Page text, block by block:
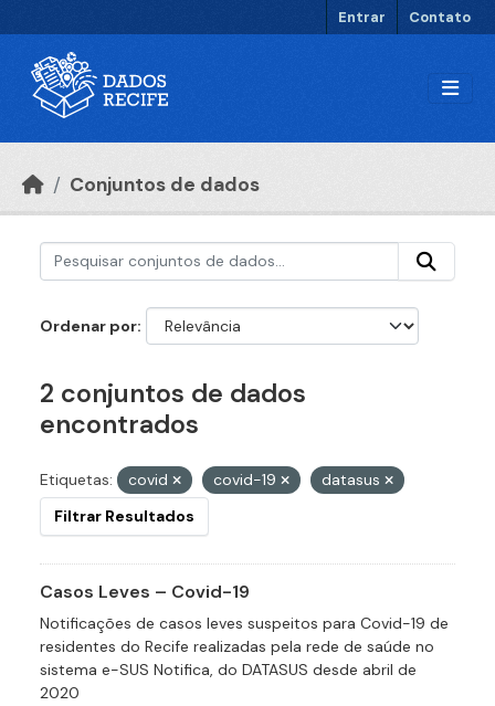
Entrar Contato
Conjuntos de dados
Ordenar por
2 conjuntos de dados
encontrados
Etiquetas: covid covid-19
datasus
Filtrar Resultados
Casos Leves – Covid-19
Notificações de casos leves suspeitos para Covid-19 de
residentes do Recife realizadas pela rede de saúde no
sistema e-SUS Notifica, do DATASUS desde abril de
2020